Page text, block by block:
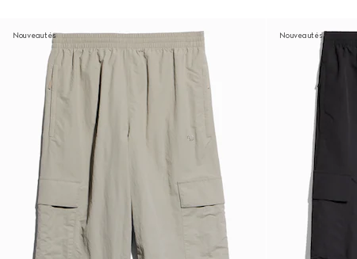
Nouveautés Nouveautés